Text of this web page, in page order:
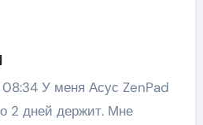
У меня Асус ZenPad
2 дней держит. Мне